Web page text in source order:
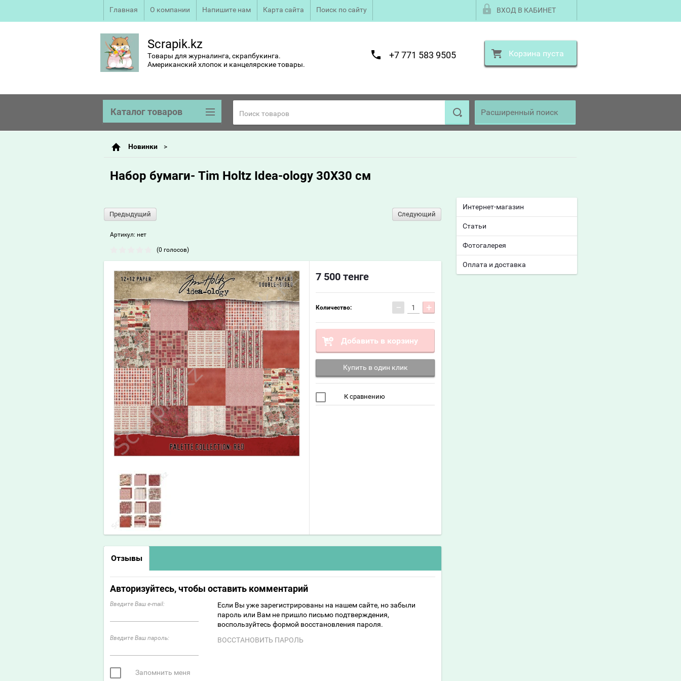
Главная О компании Напишите нам Карта сайта Поиск по сайту ВХОД В КАБИНЕТ
Scrapik.kz
Товары для журналинга, скрапбукинга.
Американский хлопок и канцелярские товары.
+7 771 583 9505 Корзина пуста
Расширенный поиск
Новинки
Набор бумаги- Tim Holtz Idea-ology 30X30 см
Предыдущий Следующий
Артикул: нет
(0 голосов)
7 500 тенге
Количество: − +
Добавить в корзину
Купить в один клик
К сравнению
Отзывы
Авторизуйтесь, чтобы оставить комментарий
Введите Ваш e-mail:
Введите Ваш пароль:
Запомнить меня
Если Вы уже зарегистрированы на нашем сайте, но забыли
пароль или Вам не пришло письмо подтверждения,
воспользуйтесь формой восстановления пароля.
ВОССТАНОВИТЬ ПАРОЛЬ
Каталог товаров
Интернет-магазин
Статьи
Фотогалерея
Оплата и доставка